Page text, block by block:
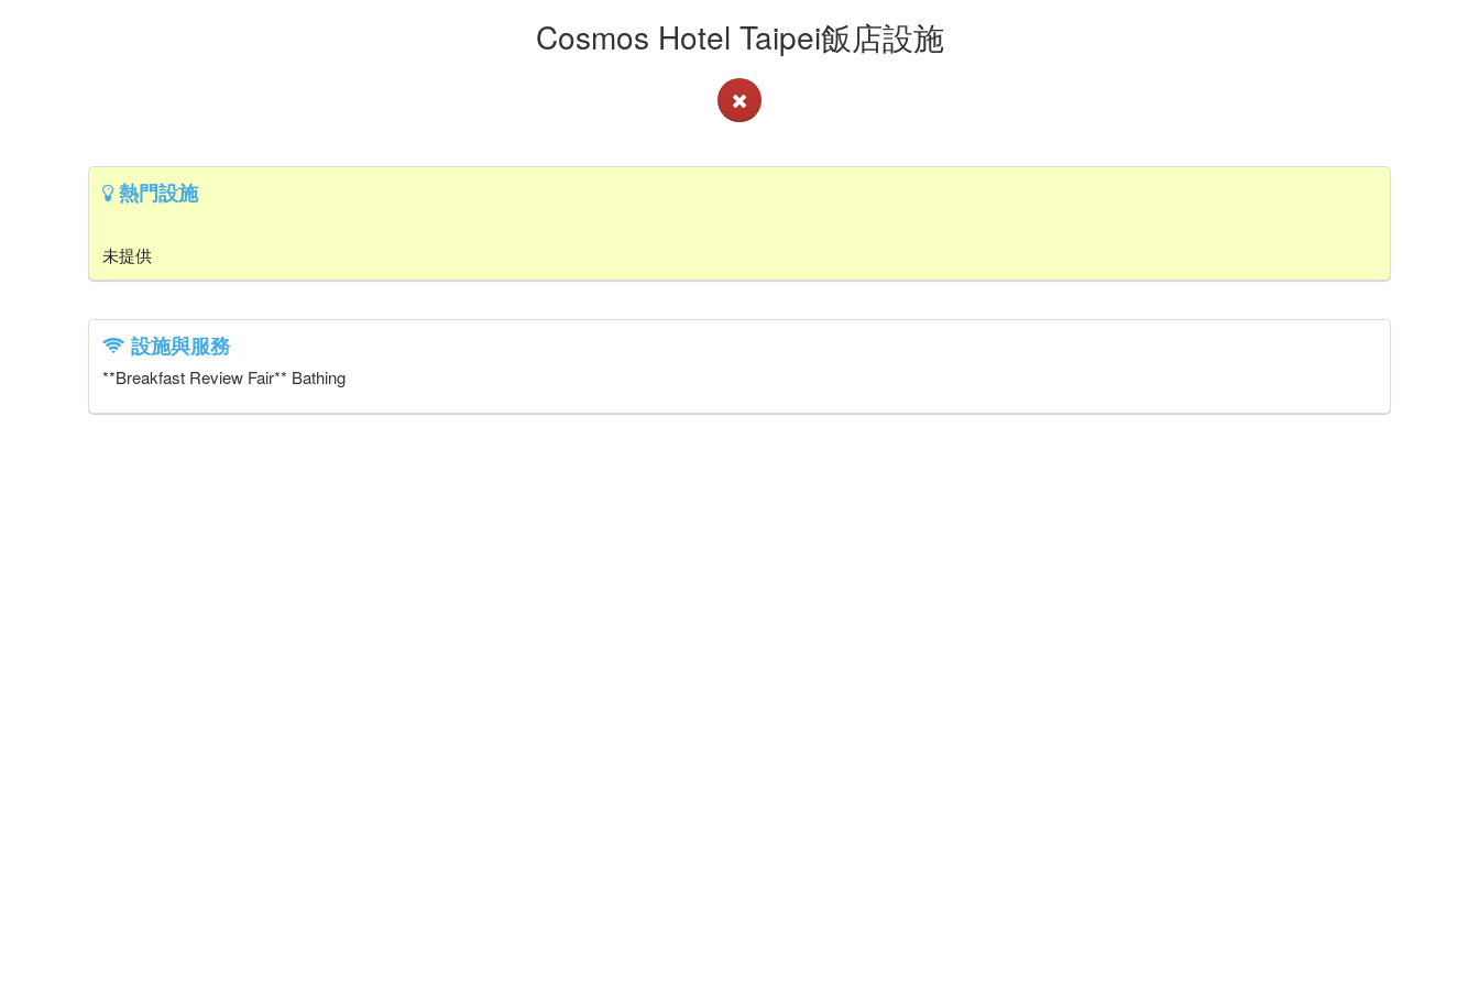
Cosmos Hotel Taipei飯店設施
熱門設施
未提供
設施與服務
**Breakfast Review Fair** Bathing